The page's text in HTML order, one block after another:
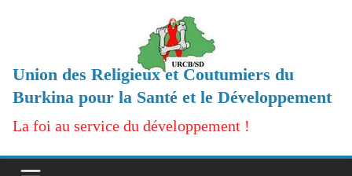
Union des Religieux et Coutumiers du
Burkina pour la Santé et le Développement
La foi au service du développement !